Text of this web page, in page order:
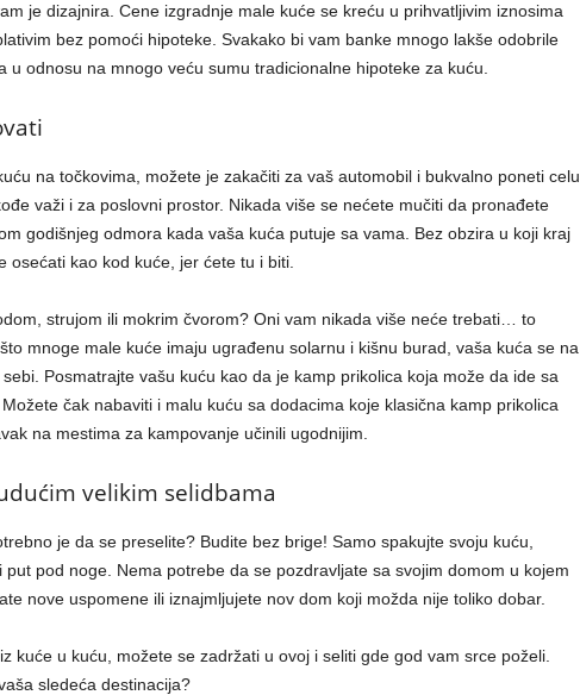
je dizajnira. Cene izgradnje male kuće se kreću u prihvatljivim iznosima
bez pomoći hipoteke. Svakako bi vam banke mnogo lakše odobrile
u odnosu na mnogo veću sumu tradicionalne hipoteke za kuću.
na točkovima, možete je zakačiti za vaš automobil i bukvalno poneti celu
važi i za poslovni prostor. Nikada više se nećete mučiti da pronađete
godišnjeg odmora kada vaša kuća putuje sa vama. Bez obzira u koji kraj
osećati kao kod kuće, jer ćete tu i biti.
strujom ili mokrim čvorom? Oni vam nikada više neće trebati… to
mnoge male kuće imaju ugrađenu solarnu i kišnu burad, vaša kuća se na
Posmatrajte vašu kuću kao da je kamp prikolica koja može da ide sa
čak nabaviti i malu kuću sa dodacima koje klasična kamp prikolica
na mestima za kampovanje učinili ugodnijim.
velikim selidbama
je da se preselite? Budite bez brige! Samo spakujte svoju kuću,
put pod noge. Nema potrebe da se pozdravljate sa svojim domom u kojem
nove uspomene ili iznajmljujete nov dom koji možda nije toliko dobar.
kuće u kuću, možete se zadržati u ovoj i seliti gde god vam srce poželi.
sledeća destinacija?